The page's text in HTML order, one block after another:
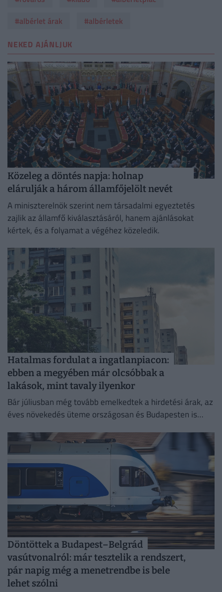
#albérlet árak
#albérletek
NEKED AJÁNLJUK
Közeleg a döntés napja: holnap
elárulják a három államfőjelölt nevét
A miniszterelnök szerint nem társadalmi egyeztetés
zajlik az államfő kiválasztásáról, hanem ajánlásokat
kértek, és a folyamat a végéhez közeledik.
Hatalmas fordulat a ingatlanpiacon:
ebben a megyében már olcsóbbak a
lakások, mint tavaly ilyenkor
Bár júliusban még tovább emelkedtek a hirdetési árak, az
éves növekedés üteme országosan és Budapesten is
Döntöttek a Budapest–Belgrád
vasútvonalról: már tesztelik a rendszert,
pár napig még a menetrendbe is bele
lehet szólni